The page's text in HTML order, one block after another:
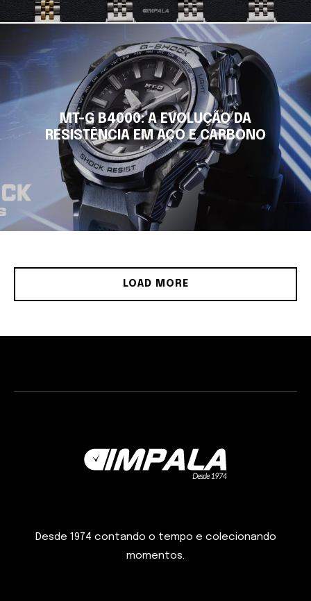
MT-G B4000: A EVOLUÇÃO DA
RESISTÊNCIA EM AÇO E CARBONO
LOAD MORE
Desde 1974 contando o tempo e colecionando
momentos.